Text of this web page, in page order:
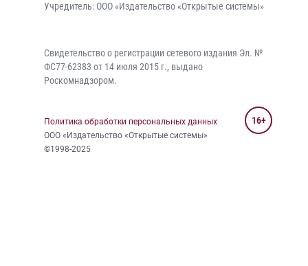
Учредитель: ООО «Издательство «Открытые системы»
Свидетельство о регистрации сетевого издания Эл. №
ФС77-62383 от 14 июля 2015 г., выдано
Роскомнадзором.
Политика обработки персональных данных
ООО «Издательство «Открытые системы»
©1998-2025
16+